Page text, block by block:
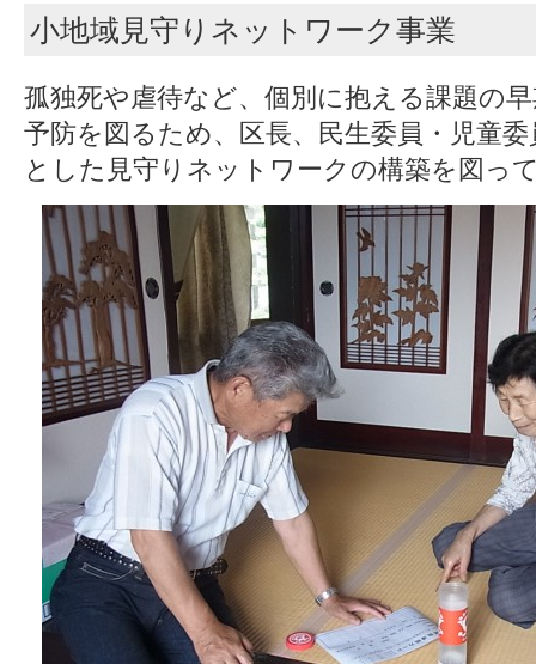
小地域見守りネットワーク事業
孤独死や虐待など、個別に抱える課題の
予防を図るため、区長、民生委員・児童
とした見守りネットワークの構築を図っ